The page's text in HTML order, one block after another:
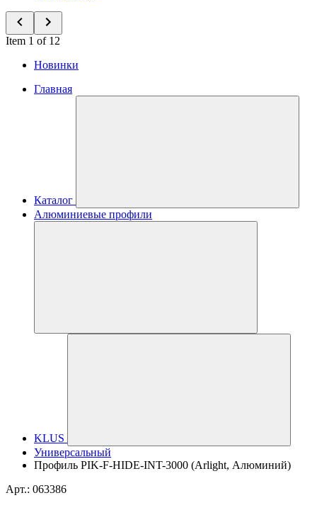
Item 1 of 12
Новинки
Главная
Каталог
Алюминиевые профили
KLUS
Универсальный
Профиль PIK-F-HIDE-INT-3000 (Arlight, Алюминий)
Арт.: 063386